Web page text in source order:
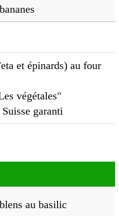
et épinards) au four
végétales"
garanti
au basilic